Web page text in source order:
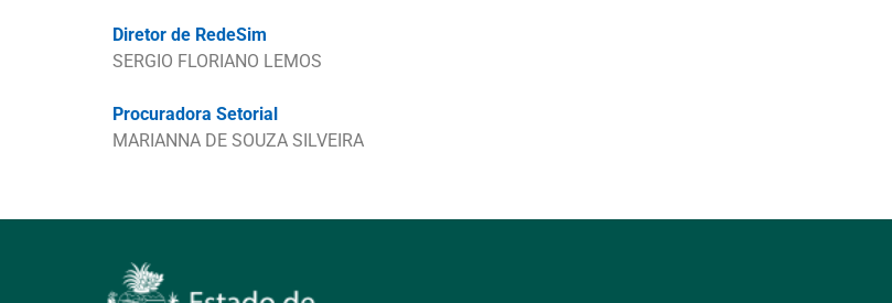
Diretor de RedeSim
SERGIO FLORIANO LEMOS
Procuradora Setorial
MARIANNA DE SOUZA SILVEIRA